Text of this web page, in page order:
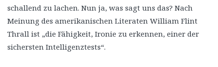
schallend zu lachen. Nun ja, was sagt uns das? Nach
Meinung des amerikanischen Literaten William Flint
Thrall ist „die Fähigkeit, Ironie zu erkennen, einer der
sichersten Intelligenztests“.